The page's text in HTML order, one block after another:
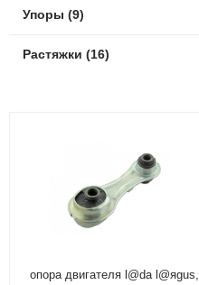
Упоры (9)
Растяжки (16)
опора двигателя l@da l@яgus,